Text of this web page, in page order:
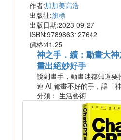
作者:加加美高浩
出版社:旗標
出版日期:2023-09-27
ISBN:9789863127642
價格:41.25
神之手．續：動畫大
畫出絕妙好手
說到畫手，動畫迷都知道要
連 AI 都畫不好的手，讓「
分類： 生活藝術